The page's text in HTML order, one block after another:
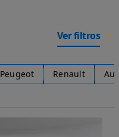
Ver filtros
Peugeot Renault